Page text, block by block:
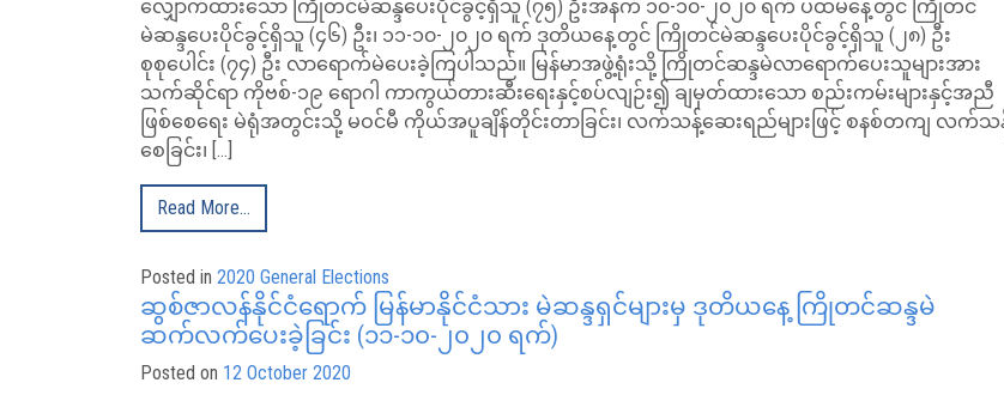
လျှောက်ထားသော ကြိုတင်မဲဆန္ဒပေးပိုင်ခွင့်ရှိသူ (၇၅) ဦးအနက် ၁၀-၁၀-၂၀၂၀ ရက် ပထမနေ့တွင် ကြိုတင်
မဲဆန္ဒပေးပိုင်ခွင့်ရှိသူ (၄၆) ဦး၊ ၁၁-၁၀-၂၀၂၀ ရက် ဒုတိယနေ့တွင် ကြိုတင်မဲဆန္ဒပေးပိုင်ခွင့်ရှိသူ (၂၈) ဦး
စုစုပေါင်း (၇၄) ဦး လာရောက်မဲပေးခဲ့ကြပါသည်။ မြန်မာအဖွဲ့ရုံးသို့ ကြိုတင်ဆန္ဒမဲလာရောက်ပေးသူများအား
သက်ဆိုင်ရာ ကိုဗစ်-၁၉ ရောဂါ ကာကွယ်တားဆီးရေးနှင့်စပ်လျဉ်း၍ ချမှတ်ထားသော စည်းကမ်းများနှင့်အညီ
ဖြစ်စေရေး မဲရုံအတွင်းသို့ မဝင်မီ ကိုယ်အပူချိန်တိုင်းတာခြင်း၊ လက်သန့်ဆေးရည်များဖြင့် စနစ်တကျ လက်သ
စေခြင်း၊ […]
Read More…
Posted in 2020 General Elections
ဆွစ်ဇာလန်နိုင်ငံရောက် မြန်မာနိုင်ငံသား မဲဆန္ဒရှင်များမှ ဒုတိယနေ့ ကြိုတင်ဆန္ဒမဲ
ဆက်လက်ပေးခဲ့ခြင်း (၁၁-၁၀-၂၀၂၀ ရက်)
Posted on 12 October 2020